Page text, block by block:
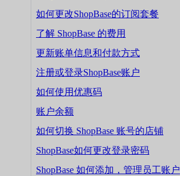
如何更改ShopBase的订阅套餐
了解 ShopBase 的费用
更新账单信息和付款方式
注册或登录ShopBase账户
如何使用优惠码
账户余额
如何切换 ShopBase 账号的店铺
ShopBase如何更改登录密码
ShopBase 如何添加，管理员工账户